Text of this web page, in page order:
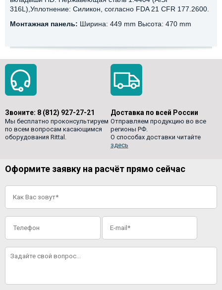
316L),Уплотнение: Силикон, согласно FDA 21 CFR 177.2600.
Монтажная панель: Ширина: 449 mm Высота: 470 mm
Звоните: 8 (812) 927-27-21
Мы бесплатно проконсультируем
по всем вопросам касающимся
оборудования Rittal.
Доставка по всей России
Отправляем продукцию во все
регионы РФ.
О способах доставки читайте
здесь
Оформите заявку на расчёт прямо сейчас